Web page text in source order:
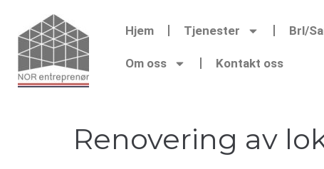
Hjem Tjenester Brl/
Om oss Kontakt oss
Renovering av